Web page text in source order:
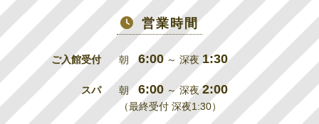
営業時間
ご入館受付 朝 6:00～ 深夜 1:30
スパ 朝6:00 ～ 深夜2:00
（最終受付 深夜1:30）